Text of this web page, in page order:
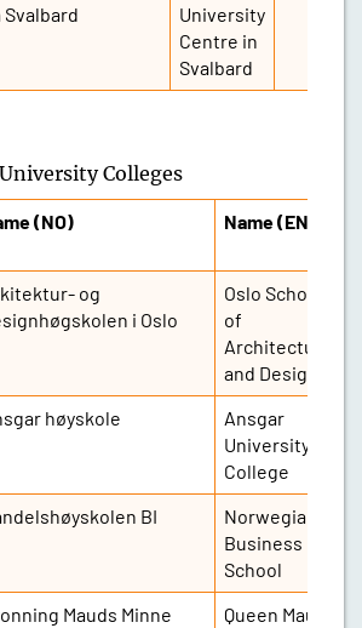
Svalbard
University
Centre in
Svalbard
Colleges
(NO) Name (ENG)
og
i Oslo
Oslo School
of
Architecture
and Design
høyskole
Ansgar
University
College
BI
Norwegian
Business
School
Mauds Minne
Queen Maud